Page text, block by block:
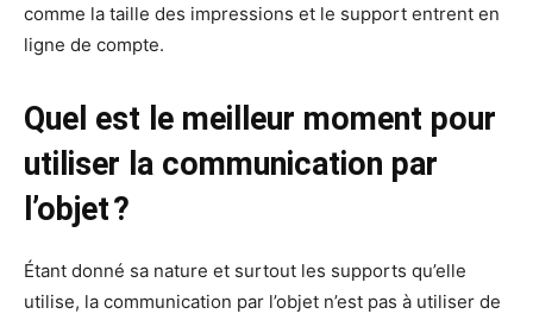
comme la taille des impressions et le support entrent en
ligne de compte.
Quel est le meilleur moment pour
utiliser la communication par
l’objet ?
Étant donné sa nature et surtout les supports qu’elle
utilise, la communication par l’objet n’est pas à utiliser de